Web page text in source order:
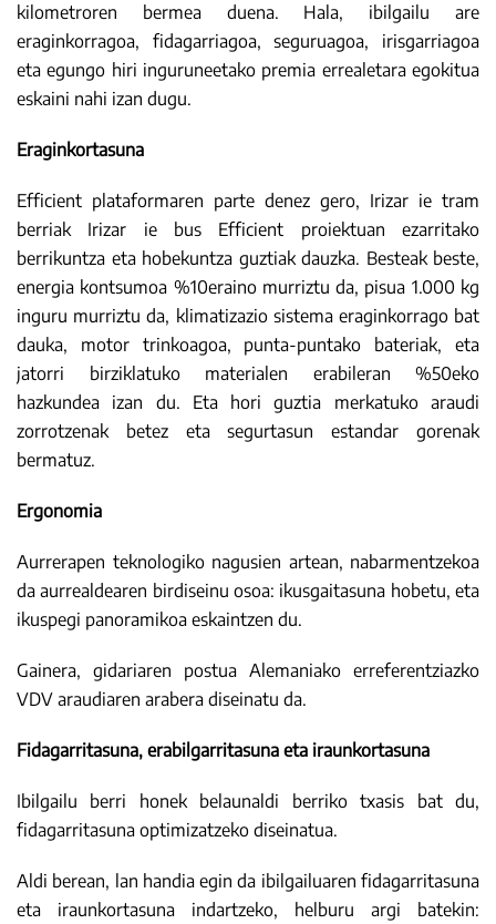
kilometroren bermea duena. Hala, ibilgailu are
eraginkorragoa, fidagarriagoa, seguruagoa, irisgarriagoa
eta egungo hiri inguruneetako premia errealetara egokitua
eskaini nahi izan dugu.
Eraginkortasuna
Efficient plataformaren parte denez gero, Irizar ie tram
berriak Irizar ie bus Efficient proiektuan ezarritako
berrikuntza eta hobekuntza guztiak dauzka. Besteak beste,
energia kontsumoa %10eraino murriztu da, pisua 1.000 kg
inguru murriztu da, klimatizazio sistema eraginkorrago bat
dauka, motor trinkoagoa, punta-puntako bateriak, eta
jatorri birziklatuko materialen erabileran %50eko
hazkundea izan du. Eta hori guztia merkatuko araudi
zorrotzenak betez eta segurtasun estandar gorenak
bermatuz.
Ergonomia
Aurrerapen teknologiko nagusien artean, nabarmentzekoa
da aurrealdearen birdiseinu osoa: ikusgaitasuna hobetu, eta
ikuspegi panoramikoa eskaintzen du.
Gainera, gidariaren postua Alemaniako erreferentziazko
VDV araudiaren arabera diseinatu da.
Fidagarritasuna, erabilgarritasuna eta iraunkortasuna
Ibilgailu berri honek belaunaldi berriko txasis bat du,
fidagarritasuna optimizatzeko diseinatua.
Aldi berean, lan handia egin da ibilgailuaren fidagarritasuna
eta iraunkortasuna indartzeko, helburu argi batekin: